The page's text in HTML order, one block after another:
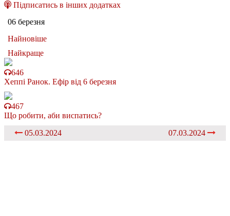
Підписатись в інших додатках
06 березня
Найновіше
Найкраще
646
Хеппі Ранок. Ефір від 6 березня
467
Що робити, аби виспатись?
05.03.2024
07.03.2024